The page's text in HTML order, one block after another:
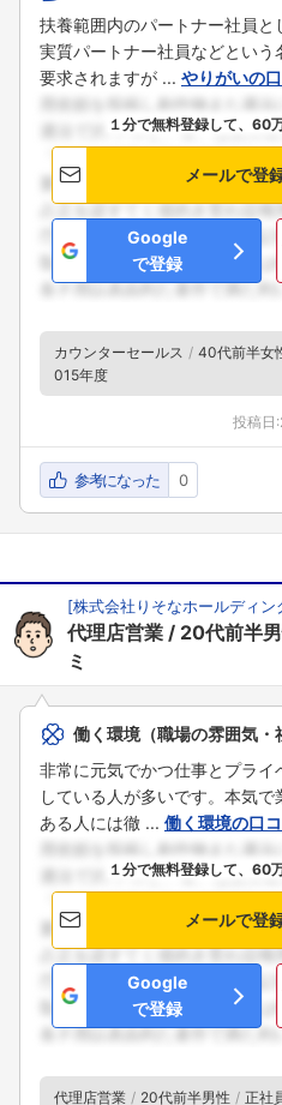
扶養範囲内のパートナー社員と
実質パートナー社員などとい
要求されますが ... やりがいの
１分で無料登録して、60
メールで登
Google
で登録
カウンターセールス 40代前半女
015年度
投稿日:
参考になった 0
[株式会社りそなホールディン
代理店営業 20代前半
ミ
働く環境（職場の雰囲気・
非常に元気でかつ仕事とプライ
している人が多いです。本気
ある人には徹 ... 働く環境の口
１分で無料登録して、60
メールで登
Google
で登録
代理店営業 20代前半男性 正社